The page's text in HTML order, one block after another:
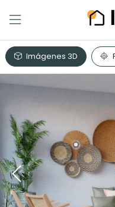
Imágenes 3D